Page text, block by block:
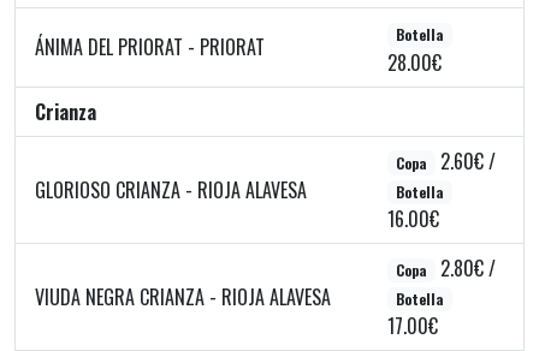
ÁNIMA DEL PRIORAT - PRIORAT Botella
28.00€
Crianza
GLORIOSO CRIANZA - RIOJA ALAVESA
Copa 2.60€ /
Botella
16.00€
VIUDA NEGRA CRIANZA - RIOJA ALAVESA
Copa 2.80€ /
Botella
17.00€